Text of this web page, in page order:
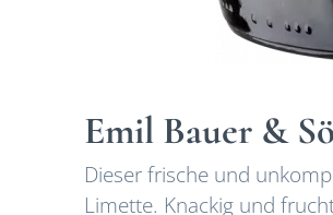
Emil Bauer &
Dieser frische und
Limette. Knackig und